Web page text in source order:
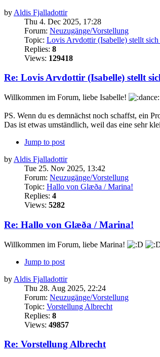
by Aldis Fjalladottir
Thu 4. Dec 2025, 17:28
Forum: Neuzugänge/Vorstellung
Topic: Lovis Arvdottir (Isabelle) stellt
Replies: 8
Views: 129418
Re: Lovis Arvdottir (Isabelle) stellt
Willkommen im Forum, liebe Isabelle!
PS. Wenn du es demnächst noch schaffst, ein
Das ist etwas umständlich, weil das eine sehr
Jump to post
by Aldis Fjalladottir
Tue 25. Nov 2025, 13:42
Forum: Neuzugänge/Vorstellung
Topic: Hallo von Glæða / Marina!
Replies: 4
Views: 5282
Re: Hallo von Glæða / Marina!
Willkommen im Forum, liebe Marina!
Jump to post
by Aldis Fjalladottir
Thu 28. Aug 2025, 22:24
Forum: Neuzugänge/Vorstellung
Topic: Vorstellung Albrecht
Replies: 8
Views: 49857
Re: Vorstellung Albrecht